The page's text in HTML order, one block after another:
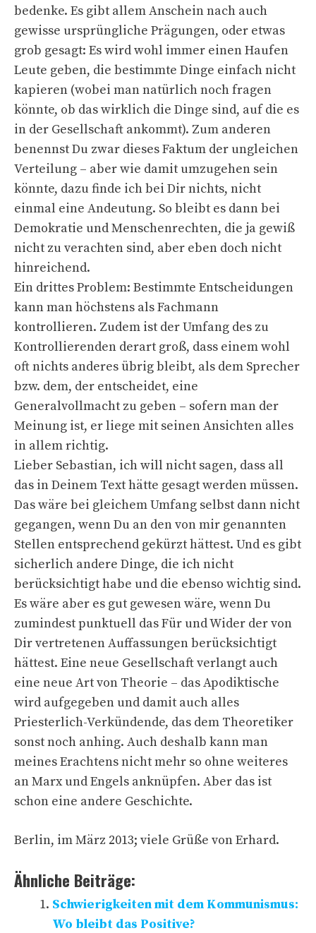
bedenke. Es gibt allem Anschein nach auch
gewisse ursprüngliche Prägungen, oder etwas
grob gesagt: Es wird wohl immer einen Haufen
Leute geben, die bestimmte Dinge einfach nicht
kapieren (wobei man natürlich noch fragen
könnte, ob das wirklich die Dinge sind, auf die es
in der Gesellschaft ankommt). Zum anderen
benennst Du zwar dieses Faktum der ungleichen
Verteilung – aber wie damit umzugehen sein
könnte, dazu finde ich bei Dir nichts, nicht
einmal eine Andeutung. So bleibt es dann bei
Demokratie und Menschenrechten, die ja gewiß
nicht zu verachten sind, aber eben doch nicht
hinreichend.
Ein drittes Problem: Bestimmte Entscheidungen
kann man höchstens als Fachmann
kontrollieren. Zudem ist der Umfang des zu
Kontrollierenden derart groß, dass einem wohl
oft nichts anderes übrig bleibt, als dem Sprecher
bzw. dem, der entscheidet, eine
Generalvollmacht zu geben – sofern man der
Meinung ist, er liege mit seinen Ansichten alles
in allem richtig.
Lieber Sebastian, ich will nicht sagen, dass all
das in Deinem Text hätte gesagt werden müssen.
Das wäre bei gleichem Umfang selbst dann nicht
gegangen, wenn Du an den von mir genannten
Stellen entsprechend gekürzt hättest. Und es gibt
sicherlich andere Dinge, die ich nicht
berücksichtigt habe und die ebenso wichtig sind.
Es wäre aber es gut gewesen wäre, wenn Du
zumindest punktuell das Für und Wider der von
Dir vertretenen Auffassungen berücksichtigt
hättest. Eine neue Gesellschaft verlangt auch
eine neue Art von Theorie – das Apodiktische
wird aufgegeben und damit auch alles
Priesterlich-Verkündende, das dem Theoretiker
sonst noch anhing. Auch deshalb kann man
meines Erachtens nicht mehr so ohne weiteres
an Marx und Engels anknüpfen. Aber das ist
schon eine andere Geschichte.
Berlin, im März 2013; viele Grüße von Erhard.
Ähnliche Beiträge:
Schwierigkeiten mit dem Kommunismus:
Wo bleibt das Positive?